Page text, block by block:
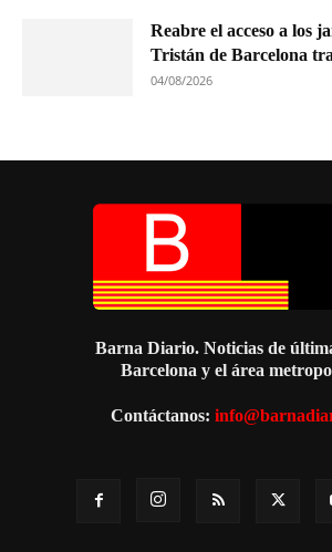
Reabre el acceso a los
Tristán de Barcelona
04/08/2026
Barna Diario. Noticias de
Barcelona y el área
Contáctanos: